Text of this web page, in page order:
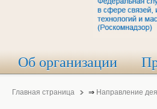
Об организации
Главная страница ⇒ Направление